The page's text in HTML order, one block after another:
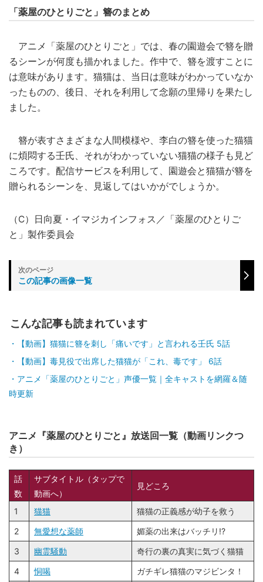
「薬屋のひとりごと」簪のまとめ
アニメ「薬屋のひとりごと」では、春の園遊会で簪を贈
るシーンが何度も描かれました。作中で、簪を渡すことに
は意味があります。猫猫は、当日は意味がわかっていなか
ったものの、後日、それを利用して念願の里帰りを果たし
ました。
簪が表すさまざまな人間模様や、李白の簪を使った猫猫
に煩悶する壬氏、それがわかっていない猫猫の様子も見ど
ころです。配信サービスを利用して、園遊会と猫猫が簪を
贈られるシーンを、見返してはいかがでしょうか。
（C）日向夏・イマジカインフォス／「薬屋のひとりご
と」製作委員会
この記事の画像一覧
こんな記事も読まれています
【動画】猫猫に簪を刺し「痛いです」と言われる壬氏 5話
【動画】毒見役で出席した猫猫が「これ、毒です」 6話
アニメ「薬屋のひとりごと」声優一覧｜全キャストを網羅＆随
時更新
アニメ『薬屋のひとりごと』放送回一覧（動画リンクつ
き）
話
数
サブタイトル（タップで
動画へ）
見どころ
1 猫猫
猫猫の正義感が幼子を救う
2
無愛想な薬師
媚薬の出来はバッチリ!?
3
幽霊騒動
奇行の裏の真実に気づく猫猫
4
恫喝
ガチギレ猫猫のマジビンタ！